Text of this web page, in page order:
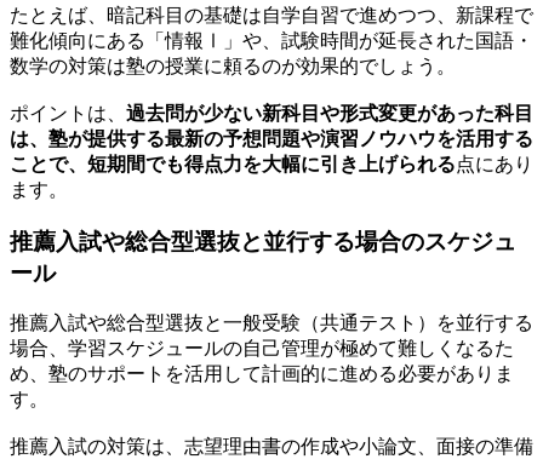
たとえば、暗記科目の基礎は自学自習で進めつつ、新課程で
難化傾向にある「情報Ⅰ」や、試験時間が延長された国語・
数学の対策は塾の授業に頼るのが効果的でしょう。
ポイントは、 過去問が少ない新科目や形式変更があった科目
は、塾が提供する最新の予想問題や演習ノウハウを活用する
ことで、短期間でも得点力を大幅に引き上げられる点にあり
ます。
推薦入試や総合型選抜と並行する場合のスケジュ
ール
推薦入試や総合型選抜と一般受験（共通テスト）を並行する
場合、学習スケジュールの自己管理が極めて難しくなるた
め、塾のサポートを活用して計画的に進める必要がありま
す。
推薦入試の対策は、志望理由書の作成や小論文、面接の準備